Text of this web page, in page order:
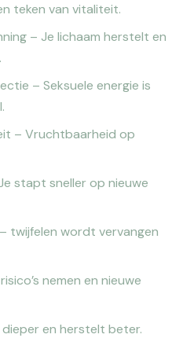
teken van vitaliteit.
– Je lichaam herstelt en
– Seksuele energie is
– Vruchtbaarheid op
stapt sneller op nieuwe
twijfelen wordt vervangen
nemen en nieuwe
en herstelt beter.